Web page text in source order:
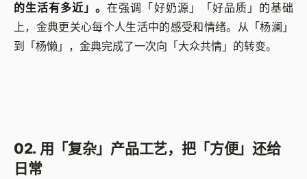
的生活有多近」。在强调「好奶源」「好品质」的基础
上，金典更关心每个人生活中的感受和情绪。从「杨澜」
到「杨懒」，金典完成了一次向「大众共情」的转变。
02. 用「复杂」产品工艺，把「方便」还给
日常